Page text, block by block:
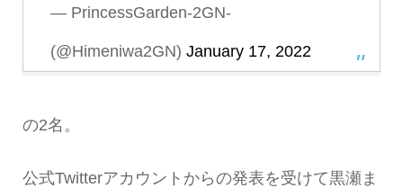
— PrincessGarden-2GN-
(@Himeniwa2GN) January 17, 2022
の2名。
公式Twitterアカウントからの発表を受けて黒瀬ま